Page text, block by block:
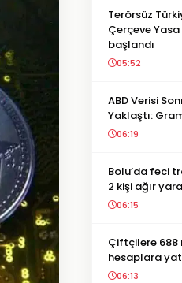
Terörsüz
Çerçeve
başlandı
05:52
ABD Verisi
Yaklaştı:
06:19
Bolu’da feci
2 kişi ağır
06:15
Çiftçilere 688
hesaplara
06:13